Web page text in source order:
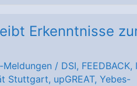
Erkenntnisse
Meldungen / DSI, FEEDBACK,
Stuttgart, upGREAT, Yebes-